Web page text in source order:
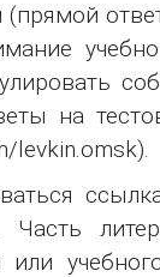
на
levkin.omsk).